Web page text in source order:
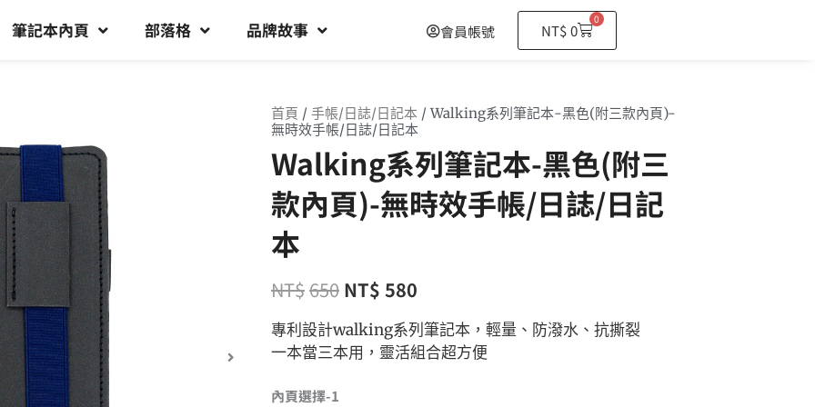
筆記本內頁 部落格 品牌故事 會員帳號 NT$0
0
購
物
首頁 / 手帳/日誌/日記本 / Walking系列筆記本-黑色(附三款內頁)-
無時效手帳/日誌/日記本
Walking系列筆記本-黑色(附三
款內頁)-無時效手帳/日誌/日記
本
NT$650 NT$ 580
專利設計walking系列筆記本，輕量、防潑水、抗撕裂
一本當三本用，靈活組合超方便
內頁選擇-1